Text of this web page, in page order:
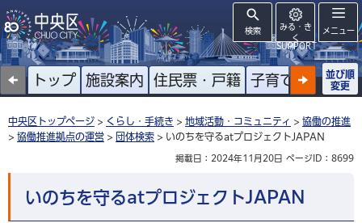
検索
みる・き
く
SUPPORT
メニュー
トップ 施設案内 住民票・戸籍 子育て 高齢者
並び順
変更
中央区トップページ > くらし・手続き > 地域活動・コミュニティ > 協働の推進
> 協働推進拠点の運営 > 団体検索 > いのちを守るatプロジェクトJAPAN
掲載日：2024年11月20日 ページID：8699
いのちを守るatプロジェクトJAPAN